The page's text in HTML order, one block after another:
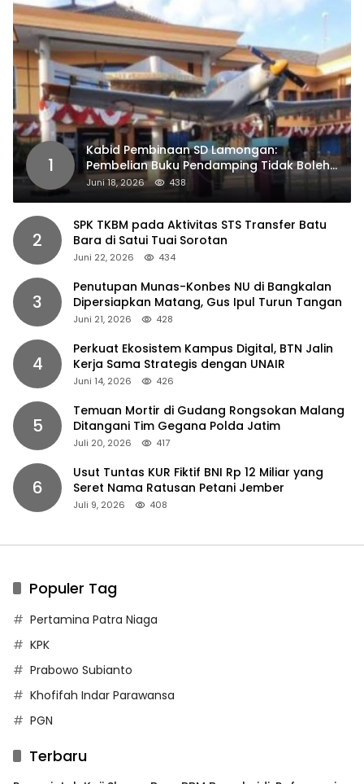
1
Kabid Pembinaan SD Lamongan:
Pembelian Buku Pendamping Tidak Boleh
Dipaksakan
Juni 18, 2026 438
2
SPK TKBM pada Aktivitas STS Transfer Batu
Bara di Satui Tuai Sorotan
Juni 22, 2026 434
3
Penutupan Munas-Konbes NU di Bangkalan
Dipersiapkan Matang, Gus Ipul Turun Tangan
Juni 21, 2026 428
4
Perkuat Ekosistem Kampus Digital, BTN Jalin
Kerja Sama Strategis dengan UNAIR
Juni 14, 2026 426
5
Temuan Mortir di Gudang Rongsokan Malang
Ditangani Tim Gegana Polda Jatim
Juli 20, 2026 417
6
Usut Tuntas KUR Fiktif BNI Rp 12 Miliar yang
Seret Nama Ratusan Petani Jember
Juli 9, 2026 408
Populer Tag
Pertamina Patra Niaga
KPK
Prabowo Subianto
Khofifah Indar Parawansa
PGN
Terbaru